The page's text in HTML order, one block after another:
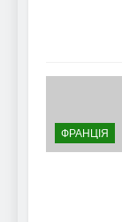
ФРАНЦІЯ